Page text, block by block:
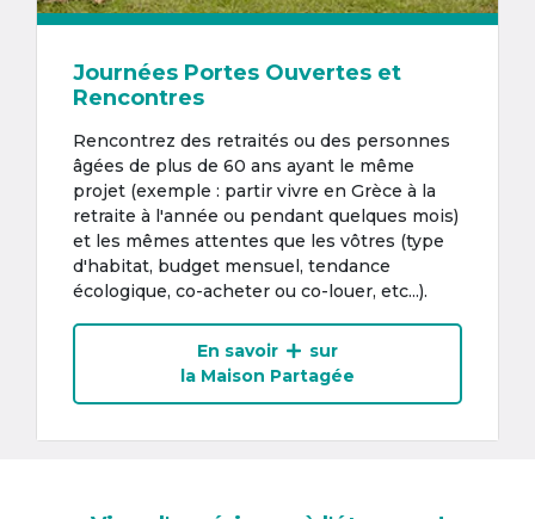
Journées Portes Ouvertes et
Rencontres
Rencontrez des retraités ou des personnes
âgées de plus de 60 ans ayant le même
projet (exemple : partir vivre en Grèce à la
retraite à l'année ou pendant quelques mois)
et les mêmes attentes que les vôtres (type
d'habitat, budget mensuel, tendance
écologique, co-acheter ou co-louer, etc...).
En savoir
sur
la Maison Partagée